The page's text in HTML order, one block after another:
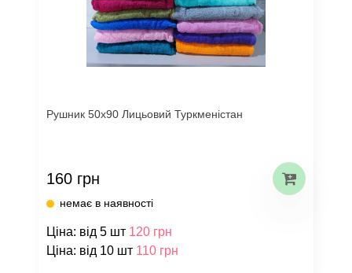
Рушник 50х90 Лицьовий Туркменістан
160 грн
немає в наявності
Ціна: від 5 шт 120 грн
Ціна: від 10 шт 110 грн